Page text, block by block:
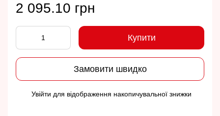
2 095.10 грн
Купити
Замовити швидко
Увійти для відображення накопичувальної знижки